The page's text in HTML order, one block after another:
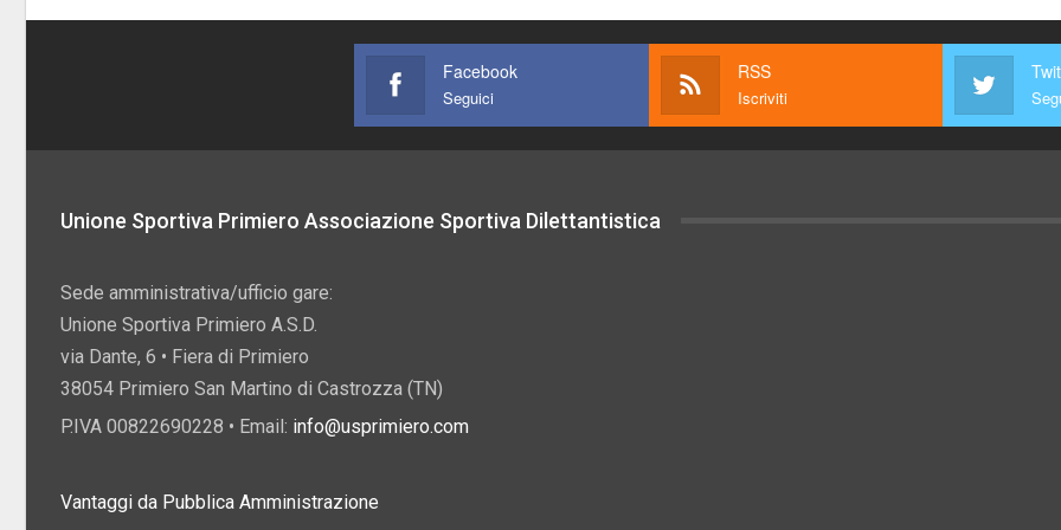
Facebook
Seguici
RSS
Iscriviti
Unione Sportiva Primiero Associazione Sportiva Dilettantistica
Sede amministrativa/ufficio gare:
Unione Sportiva Primiero A.S.D.
via Dante, 6 • Fiera di Primiero
38054 Primiero San Martino di Castrozza (TN)
P.IVA 00822690228 • Email: info@usprimiero.com
Vantaggi da Pubblica Amministrazione